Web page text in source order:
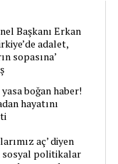
Başkanı Erkan
adalet,
sopasına’
yasa boğan haber!
hayatını
aç’ diyen
sosyal politikalar